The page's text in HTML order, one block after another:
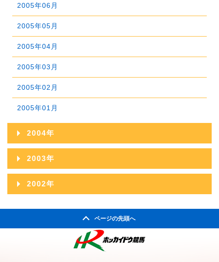
2009年01月
2008年02月
2008年01月
2007年03月
2007年02月
2007年01月
2005年06月
2005年05月
2005年04月
2005年03月
2005年02月
2005年01月
2004年
2004年12月
2004年11月
2004年10月
2003年
2003年12月
2002年
ページの先頭へ